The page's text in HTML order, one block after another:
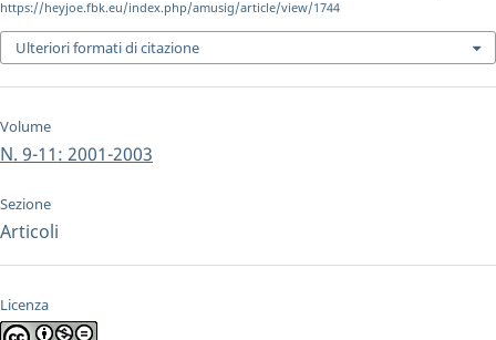
https://heyjoe.fbk.eu/index.php/amusig/article/view/1744
Ulteriori formati di citazione
Volume
N. 9-11: 2001-2003
Sezione
Articoli
Licenza